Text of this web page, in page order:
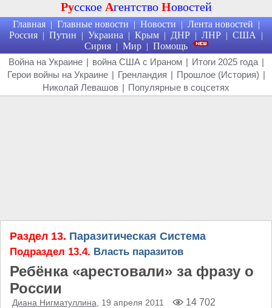
Русское Агентство Новостей
Главная | Главные новости | Новости | Лента новостей |
Россия | Путин | Украина | Крым | ДНР | ЛНР | США |
Сирия | Мир | Помощь
Война на Украине | война США с Ираном | Итоги 2025 года |
Герои войны на Украине | Гренландия | Прошлое (История) |
Николай Левашов | Популярные в соцсетях
Раздел 13. Паразитическая Система
Подраздел 13.4. Власть паразитов
Ребёнка «арестовали» за фразу о
России
Диана Нигматуллина , 19 апреля 2011 14 702